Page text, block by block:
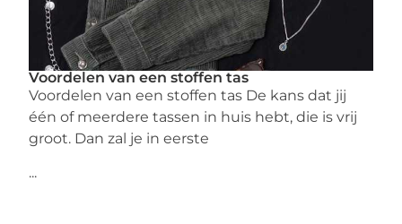
Voordelen van een stoffen tas
Voordelen van een stoffen tas De kans dat jij
één of meerdere tassen in huis hebt, die is vrij
groot. Dan zal je in eerste
...